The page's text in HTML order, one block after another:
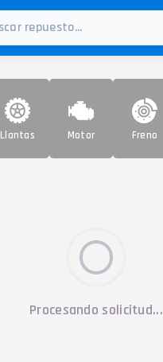
Llantas Motor Freno
Procesando solicitud...